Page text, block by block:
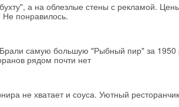
а на облезлые стены с рекламой.
понравилось.
Брали самую большую "Рыбный пир" за 1950
рядом почти нет
не хватает и соуса. Уютный